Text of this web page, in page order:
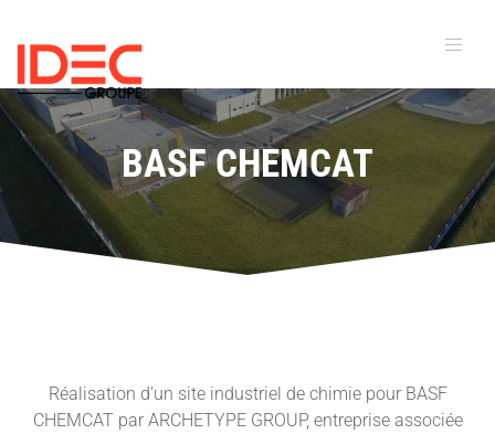
BASF CHEMCAT
Réalisation d’un site industriel de chimie pour BASF
CHEMCAT par ARCHETYPE GROUP, entreprise associée